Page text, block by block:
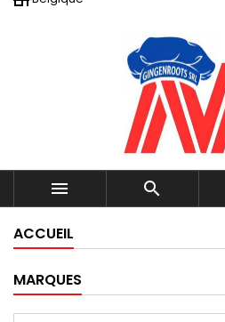
 
ACCUEIL
MARQUES